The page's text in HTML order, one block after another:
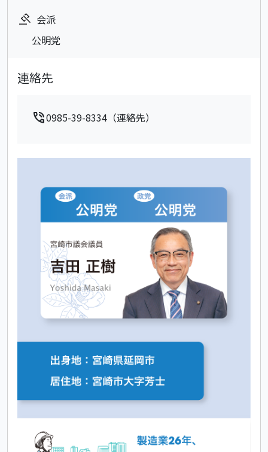
会派
公明党
連絡先
phone_in_talk0985-39-8334（連絡先）